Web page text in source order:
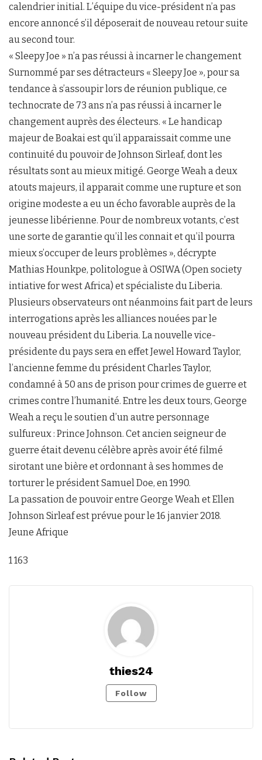
calendrier initial. L’équipe du vice-président n’a pas
encore annoncé s’il déposerait de nouveau retour suite
au second tour.
« Sleepy Joe » n’a pas réussi à incarner le changement
Surnommé par ses détracteurs « Sleepy Joe », pour sa
tendance à s’assoupir lors de réunion publique, ce
technocrate de 73 ans n’a pas réussi à incarner le
changement auprès des électeurs. « Le handicap
majeur de Boakai est qu’il apparaissait comme une
continuité du pouvoir de Johnson Sirleaf, dont les
résultats sont au mieux mitigé. George Weah a deux
atouts majeurs, il apparait comme une rupture et son
origine modeste a eu un écho favorable auprès de la
jeunesse libérienne. Pour de nombreux votants, c’est
une sorte de garantie qu’il les connait et qu’il pourra
mieux s’occuper de leurs problèmes », décrypte
Mathias Hounkpe, politologue à OSIWA (Open society
intiative for west Africa) et spécialiste du Liberia.
Plusieurs observateurs ont néanmoins fait part de leurs
interrogations après les alliances nouées par le
nouveau président du Liberia. La nouvelle vice-
présidente du pays sera en effet Jewel Howard Taylor,
l’ancienne femme du président Charles Taylor,
condamné à 50 ans de prison pour crimes de guerre et
crimes contre l’humanité. Entre les deux tours, George
Weah a reçu le soutien d’un autre personnage
sulfureux : Prince Johnson. Cet ancien seigneur de
guerre était devenu célèbre après avoir été filmé
sirotant une bière et ordonnant à ses hommes de
torturer le président Samuel Doe, en 1990.
La passation de pouvoir entre George Weah et Ellen
Johnson Sirleaf est prévue pour le 16 janvier 2018.
Jeune Afrique
1 163
thies24
Follow